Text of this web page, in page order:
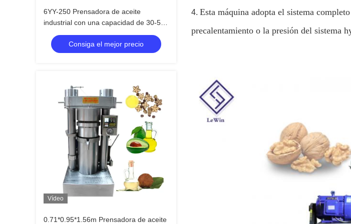
6YY-250 Prensadora de aceite
industrial con una capacidad de 30-50
kg/h y tensión de fase única / 3 fases
Consiga el mejor precio
Vídeo
0.71*0.95*1.56m Prensadora de aceite
4. Esta máquina adopta el sistema
precalentamiento o la presión del sistema